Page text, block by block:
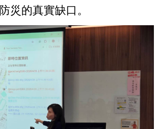
災的真實缺口。